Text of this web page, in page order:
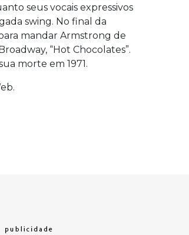
seus vocais expressivos
swing. No final da
mandar Armstrong de
“Hot Chocolates”.
morte em 1971.